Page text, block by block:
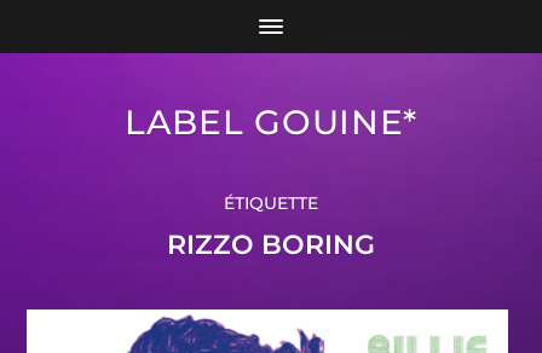
LABEL GOUINE*
ÉTIQUETTE
RIZZO BORING